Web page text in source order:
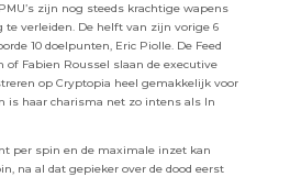
zijn nog steeds krachtige wapens
te verleiden. De helft van zijn vorige 6
10 doelpunten, Eric Piolle. De Feed
of Fabien Roussel slaan de executive
op Cryptopia heel gemakkelijk voor
is haar charisma net zo intens als In
per spin en de maximale inzet kan
na al dat gepieker over de dood eerst